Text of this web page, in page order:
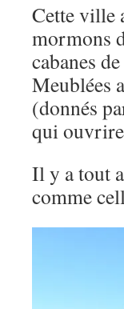
Cette ville
mormons
cabanes
Meublées
(donnés
qui
Il y a tout
comme